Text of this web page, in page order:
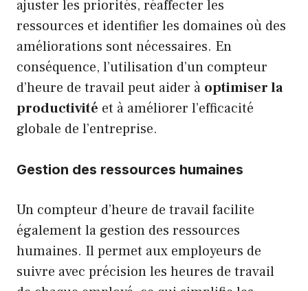
ajuster les priorités, réaffecter les
ressources et identifier les domaines où des
améliorations sont nécessaires. En
conséquence, l’utilisation d’un compteur
d’heure de travail peut aider à optimiser la
productivité et à améliorer l’efficacité
globale de l’entreprise.
Gestion des ressources humaines
Un compteur d’heure de travail facilite
également la gestion des ressources
humaines. Il permet aux employeurs de
suivre avec précision les heures de travail